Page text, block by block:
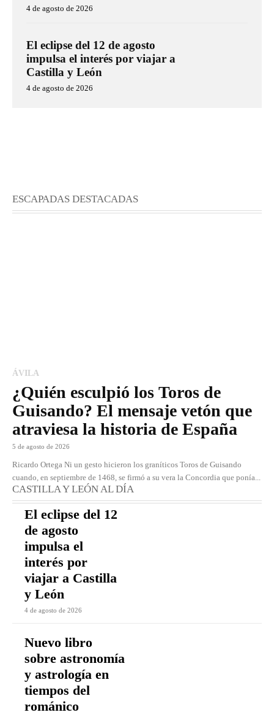
4 de agosto de 2026
El eclipse del 12 de agosto
impulsa el interés por viajar a
Castilla y León
4 de agosto de 2026
ESCAPADAS DESTACADAS
ÁVILA
¿Quién esculpió los Toros de
Guisando? El mensaje vetón que
atraviesa la historia de España
5 de agosto de 2026
Ricardo Ortega Ni un gesto hicieron los graníticos Toros de Guisando
cuando, en septiembre de 1468, se firmó a su vera la Concordia que ponía...
CASTILLA Y LEÓN AL DÍA
El eclipse del 12
de agosto
impulsa el
interés por
viajar a Castilla
y León
4 de agosto de 2026
Nuevo libro
sobre astronomía
y astrología en
tiempos del
románico